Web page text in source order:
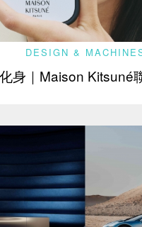
DESIGN &
身｜Maison Kitsuné